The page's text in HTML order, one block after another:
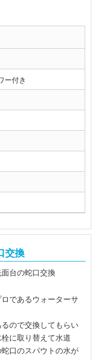
ー付き
交換
であるウォーターサ
ので交換してもらい
に取り替えて水道
口のスパウトの水が